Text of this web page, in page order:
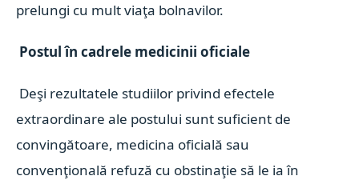
prelungi cu mult viaţa bolnavilor.
Postul în cadrele medicinii oficiale
Deşi rezultatele studiilor privind efectele
extraordinare ale postului sunt suficient de
convingătoare, medicina oficială sau
convenţională refuză cu obstinaţie să le ia în